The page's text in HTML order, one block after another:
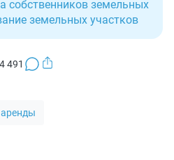
собственников земельных
земельных участков
4 491